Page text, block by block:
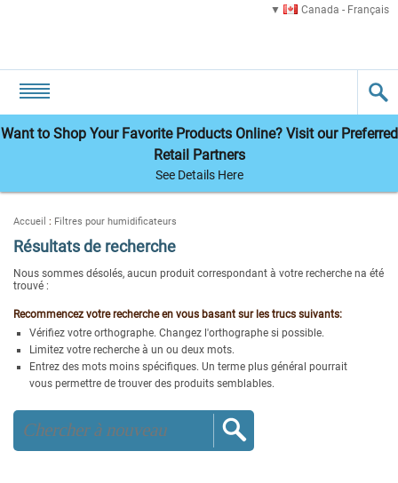
Canada - Français
Want to Shop Your Favorite Products Online? Visit our Preferred
Retail Partners
See Details Here
Accueil : Filtres pour humidificateurs
Résultats de recherche
Nous sommes désolés, aucun produit correspondant à votre recherche na été
trouvé :
Recommencez votre recherche en vous basant sur les trucs suivants:
Vérifiez votre orthographe. Changez l'orthographe si possible.
Limitez votre recherche à un ou deux mots.
Entrez des mots moins spécifiques. Un terme plus général pourrait
vous permettre de trouver des produits semblables.